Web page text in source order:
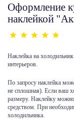
Оформление
наклейкой
Наклейка на
интерьеров.
По запросу наклейка
не сплошная). Если ваш
размеру. Наклейку
средством. При
холодильника.